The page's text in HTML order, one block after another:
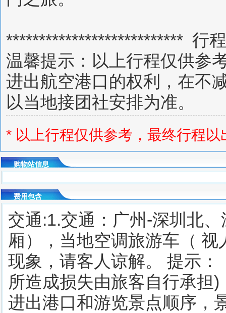
*************************** 行
温馨提示：以上行程仅供参
进出航空港口的权利，在不
以当地接团社安排为准。
* 以上行程仅供参考，最终行程以
购物站信息
费用包含
交通:1.交通：广州-深圳北
厢），当地空调旅游车（
现象，请客人谅解。 提示
所造成损失由旅客自行承担
进出港口和游览景点顺序，